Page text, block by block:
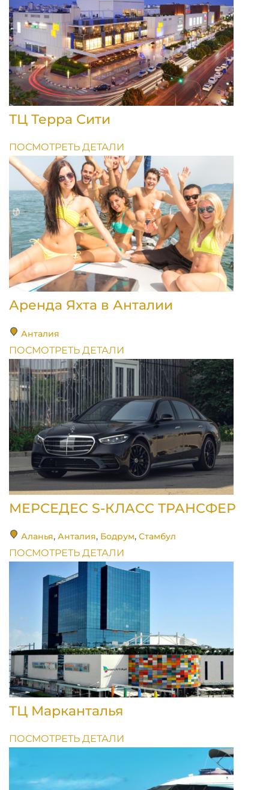
ТЦ Терра Сити
ПОСМОТРЕТЬ ДЕТАЛИ
Аренда Яхта в Анталии
Анталия
ПОСМОТРЕТЬ ДЕТАЛИ
МЕРСЕДЕС S-КЛАСС ТРАНСФЕР
Аланья, Анталия, Бодрум, Стамбул
ПОСМОТРЕТЬ ДЕТАЛИ
ТЦ Марканталья
ПОСМОТРЕТЬ ДЕТАЛИ